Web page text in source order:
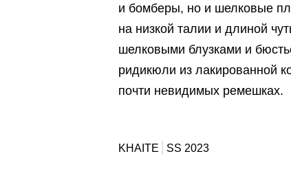
и бомберы, но и шелковые
на низкой талии и длиной
шелковыми блузками и
ридикюли из лакированной
почти невидимых ремешках.
KHAITE SS 2023